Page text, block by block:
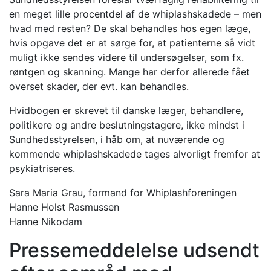
en meget lille procentdel af de whiplashskadede – men
hvad med resten? De skal behandles hos egen læge,
hvis opgave det er at sørge for, at patienterne så vidt
muligt ikke sendes videre til undersøgelser, som fx.
røntgen og skanning. Mange har derfor allerede fået
overset skader, der evt. kan behandles.
Hvidbogen er skrevet til danske læger, behandlere,
politikere og andre beslutningstagere, ikke mindst i
Sundhedsstyrelsen, i håb om, at nuværende og
kommende whiplashskadede tages alvorligt fremfor at
psykiatriseres.
Sara Maria Grau, formand for Whiplashforeningen
Hanne Holst Rasmussen
Hanne Nikodam
Pressemeddelelse udsendt